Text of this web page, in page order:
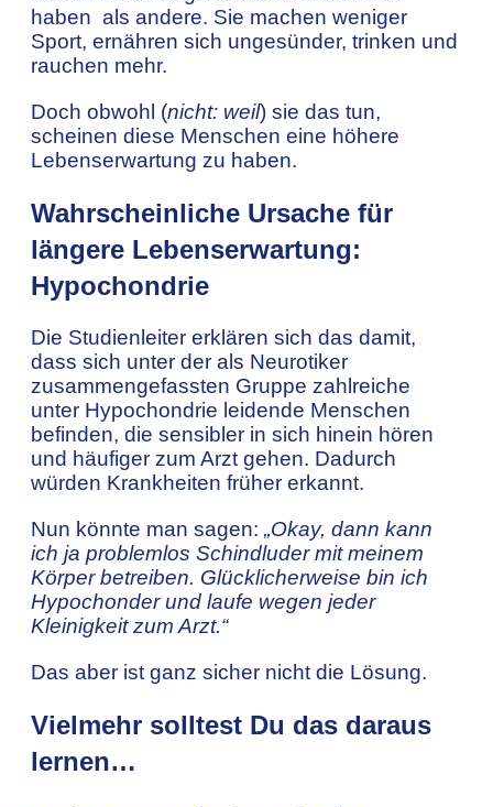
haben als andere. Sie machen weniger
Sport, ernähren sich ungesünder, trinken und
rauchen mehr.
Doch obwohl (nicht: weil) sie das tun,
scheinen diese Menschen eine höhere
Lebenserwartung zu haben.
Wahrscheinliche Ursache für
längere Lebenserwartung:
Hypochondrie
Die Studienleiter erklären sich das damit,
dass sich unter der als Neurotiker
zusammengefassten Gruppe zahlreiche
unter Hypochondrie leidende Menschen
befinden, die sensibler in sich hinein hören
und häufiger zum Arzt gehen. Dadurch
würden Krankheiten früher erkannt.
Nun könnte man sagen: „Okay, dann kann
ich ja problemlos Schindluder mit meinem
Körper betreiben. Glücklicherweise bin ich
Hypochonder und laufe wegen jeder
Kleinigkeit zum Arzt.“
Das aber ist ganz sicher nicht die Lösung.
Vielmehr solltest Du das daraus
lernen…